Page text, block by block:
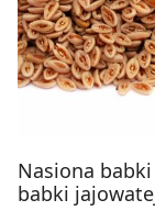
Nasiona
babki